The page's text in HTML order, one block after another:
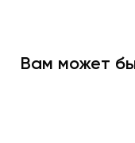
Вам может